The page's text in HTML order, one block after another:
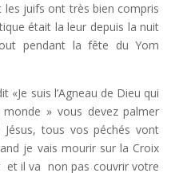
les juifs ont très bien compris
était la leur depuis la nuit
pendant la fête du Yom
«Je suis l’Agneau de Dieu qui
» vous devez palmer
tous vos péchés vont
je vais mourir sur la Croix
et il va non pas couvrir votre